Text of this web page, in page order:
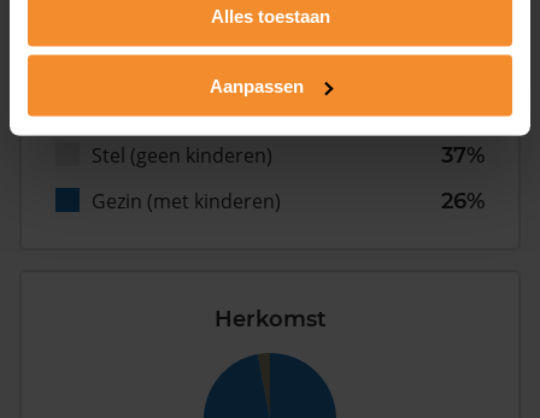
Alles toestaan
Aanpassen
Eénpersoons
37%
Stel (geen kinderen)
37%
Gezin (met kinderen)
26%
Herkomst